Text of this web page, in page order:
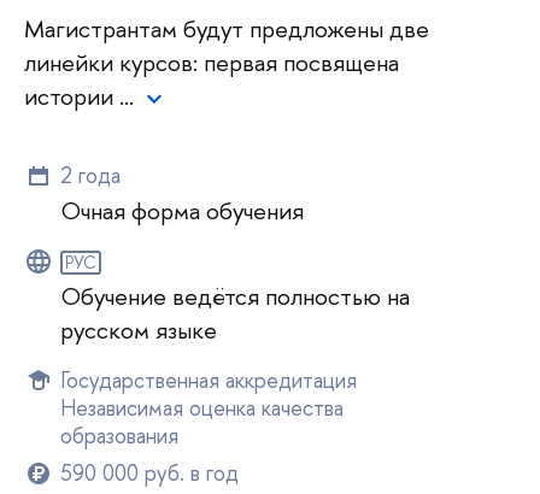
Магистрантам будут предложены две
линейки курсов: первая посвящена
истории …
2 года
Очная форма обучения
РУС
Обучение ведётся полностью на
русском языке
Государственная аккредитация
Независимая оценка качества
образования
590 000 руб. в год